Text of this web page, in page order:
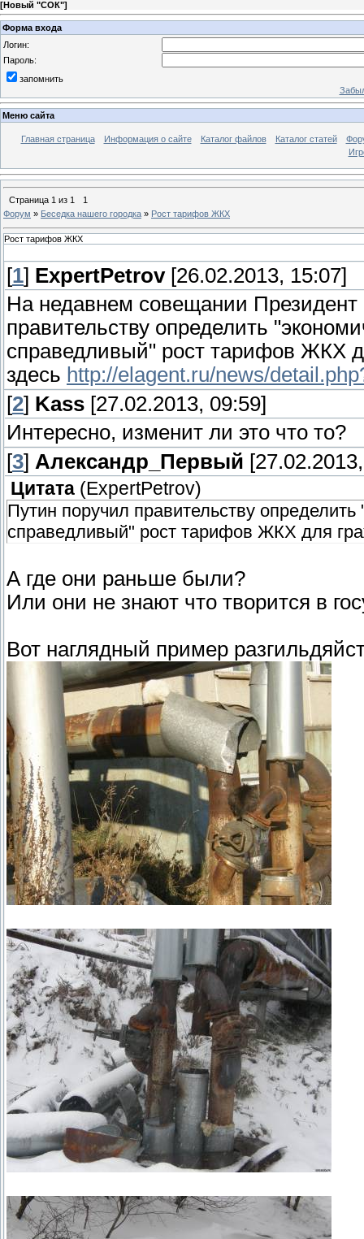
[Новый "СОК"]
Форма входа
Логин:
Пароль:
запомнить
Меню сайта
Главная страница Информация о сайте Каталог файлов Каталог статей
Страница 1 из 1
1
Форум » Беседка нашего городка » Рост тарифов ЖКХ
Рост тарифов ЖКХ
[1] ExpertPetrov[26.02.2013, 15:07]
На недавнем совещании
правительству определить
справедливый" рост тарифов ЖКХ
здесь http://elagent.ru/news/
[2] Kass [27.02.2013, 09:59]
Интересно, изменит ли это что то?
[3] Александр_Первый
Цитата ( ExpertPetrov)
Путин поручил правительству
справедливый" рост тарифов ЖКХ для
А где они раньше были?
Или они не знают что творится в
Вот наглядный пример